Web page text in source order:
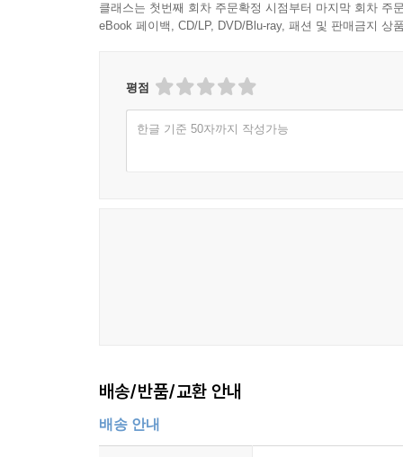
클래스는 첫번째 회차 주문확정 시점부터 마지막 회차 주
eBook 페이백, CD/LP, DVD/Blu-ray, 패션 및 판매금지 상
평점
한글 기준 50자까지 작성가능
배송/반품/교환 안내
배송 안내